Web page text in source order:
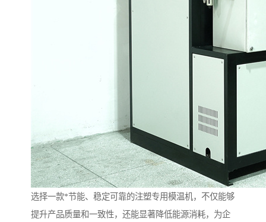
选择一款*节能、稳定可靠的注塑专用模温机，不仅能够
提升产品质量和一致性，还能显著降低能源消耗，为企